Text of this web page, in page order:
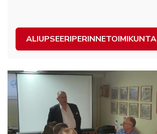
ALIUPSEERIPERINNETOIMIKUNTA